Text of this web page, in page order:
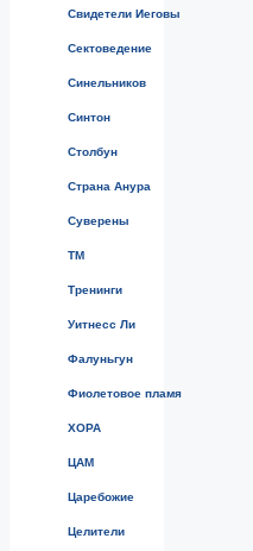
Свидетели Иеговы
Сектоведение
Синельников
Синтон
Столбун
Страна Анура
Суверены
ТМ
Тренинги
Уитнесс Ли
Фалуньгун
Фиолетовое пламя
ХОРА
ЦАМ
Царебожие
Целители